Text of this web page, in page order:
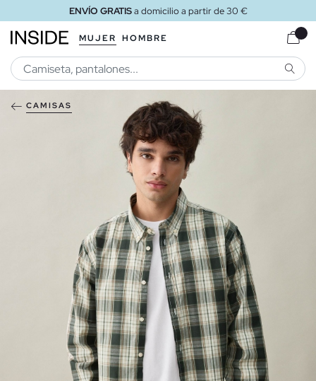
ENVÍO GRATISa domicilio a partir de 30 €
MUJER HOMBRE
CAMISAS